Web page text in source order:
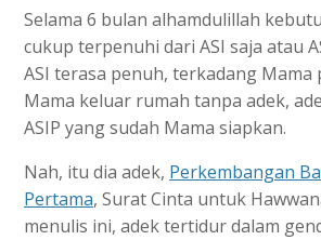
Selama 6 bulan alhamdulillah
cukup terpenuhi dari ASI saja atau
ASI terasa penuh, terkadang Mama
Mama keluar rumah tanpa adek,
ASIP yang sudah Mama siapkan.
Nah, itu dia adek, Perkembangan
Pertama, Surat Cinta untuk
menulis ini, adek tertidur dalam